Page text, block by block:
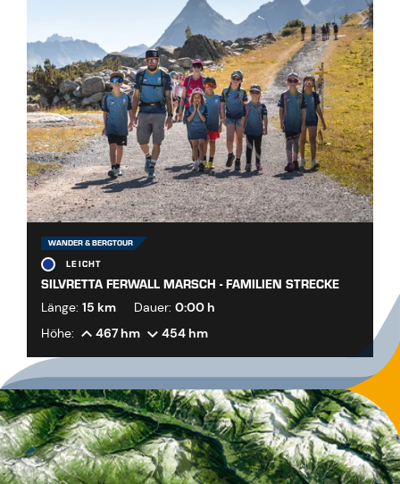
WANDER & BERGTOUR
LEICHT
SILVRETTA FERWALL MARSCH - FAMILIEN STRECKE
Länge: 15 km Dauer: 0:00 h
Höhe:
467 hm 454 hm